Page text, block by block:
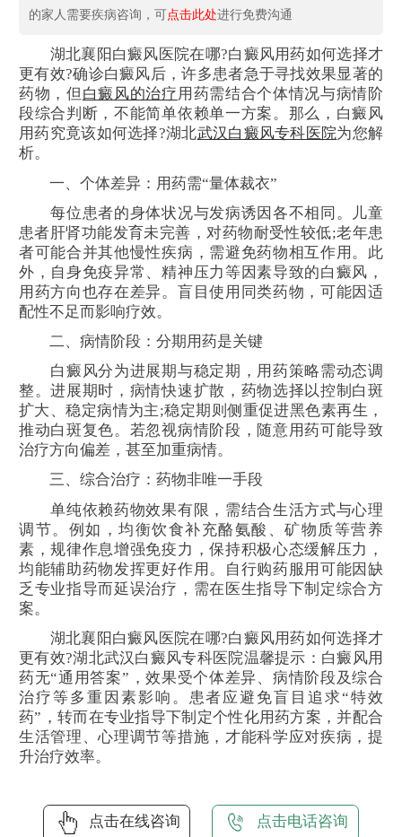
的家人需要疾病咨询，可点击此处进行免费沟通
湖北襄阳白癜风医院在哪?白癜风用药如何选择才
更有效?确诊白癜风后，许多患者急于寻找效果显著的
药物，但 白癜风的治疗用药需结合个体情况与病情阶
段综合判断，不能简单依赖单一方案。那么，白癜风
用药究竟该如何选择?湖北武汉白癜风专科医院为您解
析。
一、个体差异：用药需“量体裁衣”
每位患者的身体状况与发病诱因各不相同。儿童
患者肝肾功能发育未完善，对药物耐受性较低;老年患
者可能合并其他慢性疾病，需避免药物相互作用。此
外，自身免疫异常、精神压力等因素导致的白癜风，
用药方向也存在差异。盲目使用同类药物，可能因适
配性不足而影响疗效。
二、病情阶段：分期用药是关键
白癜风分为进展期与稳定期，用药策略需动态调
整。进展期时，病情快速扩散，药物选择以控制白斑
扩大、稳定病情为主;稳定期则侧重促进黑色素再生，
推动白斑复色。若忽视病情阶段，随意用药可能导致
治疗方向偏差，甚至加重病情。
三、综合治疗：药物非唯一手段
单纯依赖药物效果有限，需结合生活方式与心理
调节。例如，均衡饮食补充酪氨酸、矿物质等营养
素，规律作息增强免疫力，保持积极心态缓解压力，
均能辅助药物发挥更好作用。自行购药服用可能因缺
乏专业指导而延误治疗，需在医生指导下制定综合方
案。
湖北襄阳白癜风医院在哪?白癜风用药如何选择才
更有效?湖北武汉白癜风专科医院温馨提示：白癜风用
药无“通用答案”，效果受个体差异、病情阶段及综合
治疗等多重因素影响。患者应避免盲目追求“特效
药”，转而在专业指导下制定个性化用药方案，并配合
生活管理、心理调节等措施，才能科学应对疾病，提
升治疗效率。
点击在线咨询 点击电话咨询